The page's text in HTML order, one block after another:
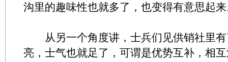
沟里的趣味性也就多了，也变得有意思起
从另一个角度讲，士兵们见供销社里有
亮，士气也就足了，可谓是优势互补，相